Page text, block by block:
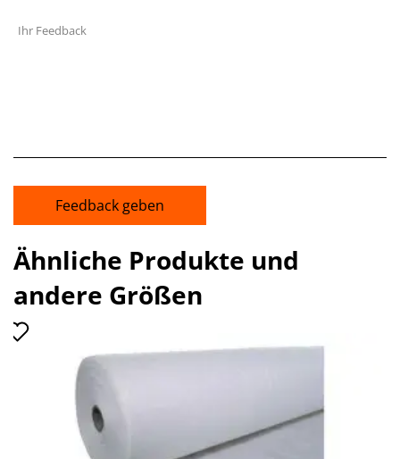
Ihr Feedback
Feedback geben
Ähnliche Produkte und
andere Größen